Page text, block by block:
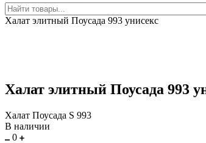
Халат элитный Поусада 993 унисекс
Халат элитный Поусада 993
Халат Поусада S 993
В наличии
0